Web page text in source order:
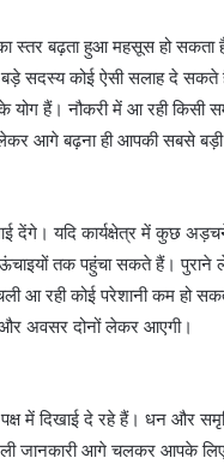
बढ़ता हुआ महसूस हो सकता
सदस्य कोई ऐसी सलाह दे सकते
योग हैं। नौकरी में आ रही किसी
आगे बढ़ना ही आपकी सबसे बड़ी
देंगे। यदि कार्यक्षेत्र में कुछ
तक पहुंचा सकते हैं। पुराने
रही कोई परेशानी कम हो
और अवसर दोनों लेकर आएगी।
में दिखाई दे रहे हैं। धन और
जानकारी आगे चलकर आपके